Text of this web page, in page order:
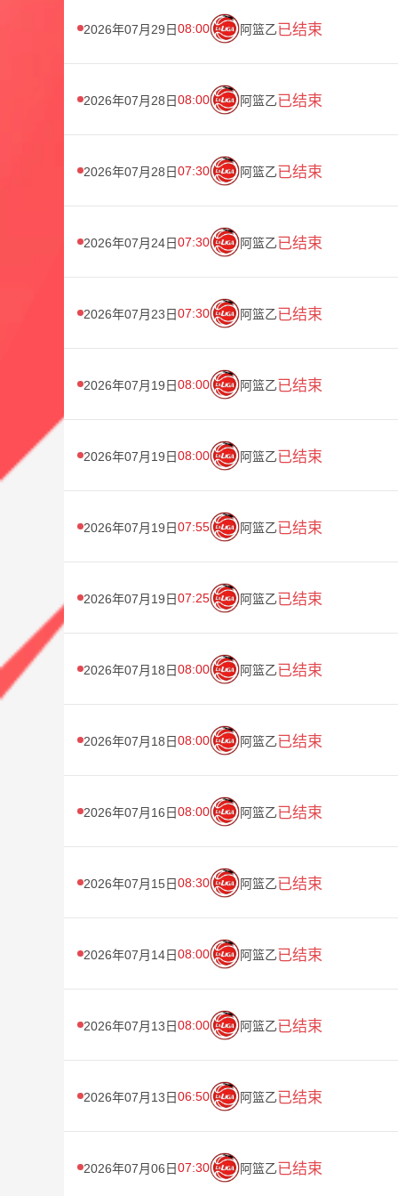
2026年07月29日08:00 阿篮乙已结束
2026年07月28日08:00 阿篮乙已结束
2026年07月28日07:30 阿篮乙已结束
2026年07月24日07:30 阿篮乙已结束
2026年07月23日07:30 阿篮乙已结束
2026年07月19日08:00 阿篮乙已结束
2026年07月19日08:00 阿篮乙已结束
2026年07月19日07:55 阿篮乙已结束
2026年07月19日07:25 阿篮乙已结束
2026年07月18日08:00 阿篮乙已结束
2026年07月18日08:00 阿篮乙已结束
2026年07月16日08:00 阿篮乙已结束
2026年07月15日08:30 阿篮乙已结束
2026年07月14日08:00 阿篮乙已结束
2026年07月13日08:00 阿篮乙已结束
2026年07月13日06:50 阿篮乙已结束
2026年07月06日07:30 阿篮乙已结束